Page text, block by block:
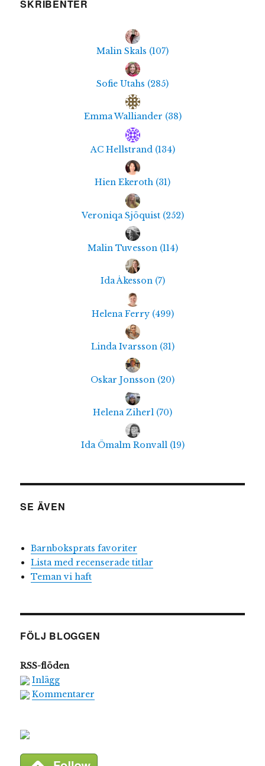
SKRIBENTER
Malin Skals (107)
Sofie Utahs (285)
Emma Walliander (38)
AC Hellstrand (134)
Hien Ekeroth (31)
Veroniqa Sjöquist (252)
Malin Tuvesson (114)
Ida Åkesson (7)
Helena Ferry (499)
Linda Ivarsson (31)
Oskar Jonsson (20)
Helena Ziherl (70)
Ida Ömalm Ronvall (19)
SE ÄVEN
Barnboksprats favoriter
Lista med recenserade titlar
Teman vi haft
FÖLJ BLOGGEN
RSS-flöden
Inlägg
Kommentarer